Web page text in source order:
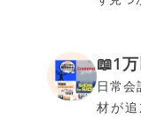
📖1
日常会
材が